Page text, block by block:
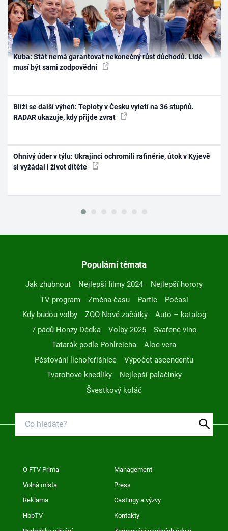
Kuba: Stát nemá garantovat nekonečný růst důchodů. Lidé
musí být sami zodpovědní
Blíží se další výheň: Teploty v Česku vyletí na 36 stupňů.
RADAR ukazuje, kdy přijde zvrat
Ohnivý úder v týlu: Ukrajinci ochromili rafinérie, útok v Kyjevě
si vyžádal i život dítěte
Populární témata
Jak zhubnout Nejlepší filmy 2024
Nejlepší horory
TV program
Změna času Partie
Počasí
Kdy budou volby
ZOO Nové začátky
Auto – katalog
7 pádů Honzy Dědka
Volby 2025
Svařené víno
Tatarák podle Pohlreicha
Aloe vera
Pěstování lichořeřišnice
Výpočet ascendentu
Tvarohové knedlíky
Nejlepší palačinky
Švestkový koláč
O FTV Prima Management
Volná místa Press
Reklama Castingy a výzvy
HbbTV Kontakty